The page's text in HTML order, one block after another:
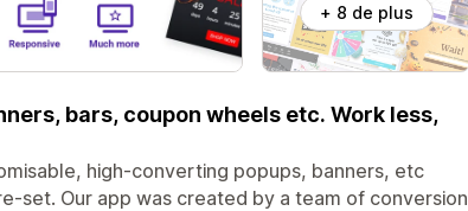
+ 8 de plus
bars, coupon wheels etc. Work less,
high-converting popups, banners, etc
set. Our app was created by a team of conversion